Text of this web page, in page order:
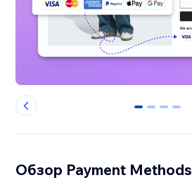
0 1 2 3
Обзор Payment Methods